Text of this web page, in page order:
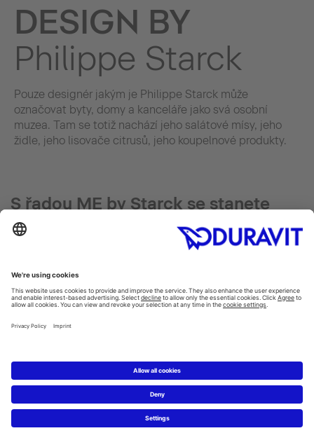
DESIGN BY
Philippe Starck
Pouze designér jakým je Philippe Starck může
označovat byty, domy a kanceláře jako svá osobní
muzea. Tam se totiž nachází jeho salátové mísy, jeho
židle, jeho lisovače citrusů, jeho koupelnové produkty.
S řadou ME by Starck se stanete
vaším vlastním designérem
umyvadel, umyvadel do nábytku, umyvadlových mís a
vestavných umyvadel, s vhodným keramickým sloupem
či polosloupem nebo podumyvadlovou skříňkou, závěsné
vzájemně sladěno. A hodí se ke každému charakteru. Ale